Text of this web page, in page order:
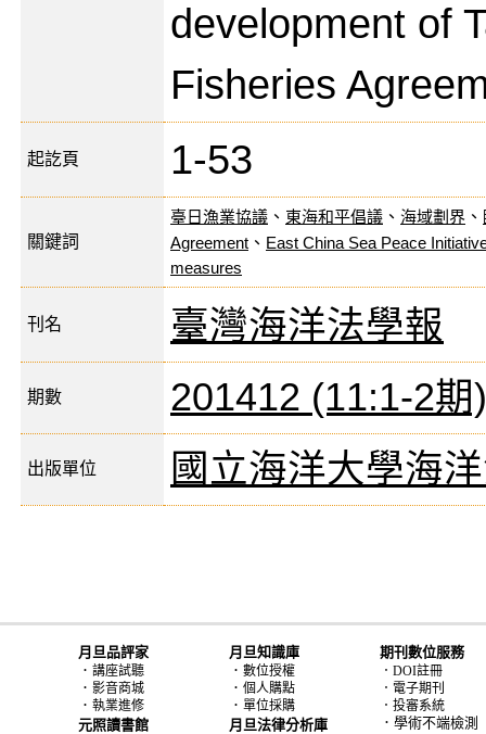
development of
Fisheries
起訖頁 1-53
關鍵詞
臺日漁業協議 、 東海和平倡議 、 海域劃界 、
Agreement 、 East China Sea Peace
measures
刊名 臺灣海洋法學報
期數 201412 (11:1-2期)
出版單位 國立海洋大學海
月旦品評家
． 講座試聽
． 影音商城
． 執業進修
元照讀書館
月旦知識庫
． 數位授權
． 個人購點
． 單位採購
月旦法律分析庫
期刊數位服務
．DOI註冊
．電子期刊
．投審系統
．學術不端檢測